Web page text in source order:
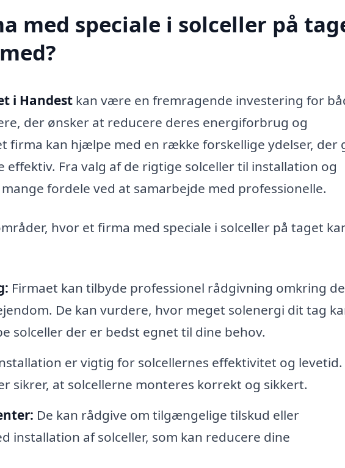
med speciale i solceller på
i Handest kan være en fremragende investering for
der ønsker at reducere deres energiforbrug og
firma kan hjælpe med en række forskellige ydelser, der
effektiv. Fra valg af de rigtige solceller til installation og
fordele ved at samarbejde med professionelle.
hvor et firma med speciale i solceller på taget
Firmaet kan tilbyde professionel rådgivning omkring de
De kan vurdere, hvor meget solenergi dit tag
solceller der er bedst egnet til dine behov.
er vigtig for solcellernes effektivitet og levetid.
sikrer, at solcellerne monteres korrekt og sikkert.
De kan rådgive om tilgængelige tilskud eller
installation af solceller, som kan reducere dine